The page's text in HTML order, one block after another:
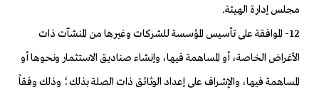
مجلس إدارة الهيئة.
12- الموافقة على تأسيس المؤسسة للشركات وغيرها من المنشآت ذات
الأغراض الخاصة، أو المساهمة فيها، وإنشاء صناديق الاستثمار ونحوها أو
المساهمة فيها، والإشراف على إعداد الوثائق ذات الصلة بذلك؛ وذلك وفقاً